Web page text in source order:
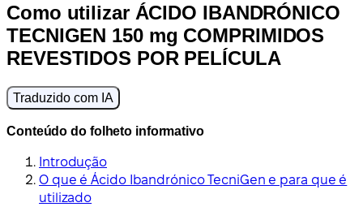
Como utilizar ÁCIDO IBANDRÓNICO
TECNIGEN 150 mg COMPRIMIDOS
REVESTIDOS POR PELÍCULA
Traduzido com IA
Conteúdo do folheto informativo
Introdução
O que é Ácido Ibandrónico TecniGen e para que é
utilizado